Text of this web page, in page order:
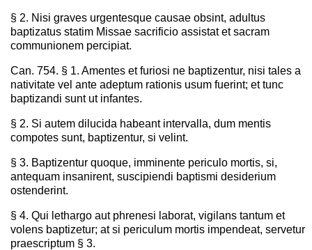
§ 2. Nisi graves urgentesque causae obsint, adultus
baptizatus statim Missae sacrificio assistat et sacram
communionem percipiat.
Can. 754. § 1. Amentes et furiosi ne baptizentur, nisi tales a
nativitate vel ante adeptum rationis usum fuerint; et tunc
baptizandi sunt ut infantes.
§ 2. Si autem dilucida habeant intervalla, dum mentis
compotes sunt, baptizentur, si velint.
§ 3. Baptizentur quoque, imminente periculo mortis, si,
antequam insanirent, suscipiendi baptismi desiderium
ostenderint.
§ 4. Qui lethargo aut phrenesi laborat, vigilans tantum et
volens baptizetur; at si periculum mortis impendeat, servetur
praescriptum § 3.